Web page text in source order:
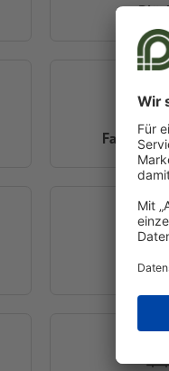
Fahnen &